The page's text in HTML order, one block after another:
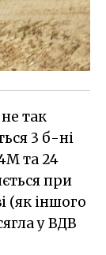
так
3 б-ні
та 24
при
(як іншого
у ВДВ